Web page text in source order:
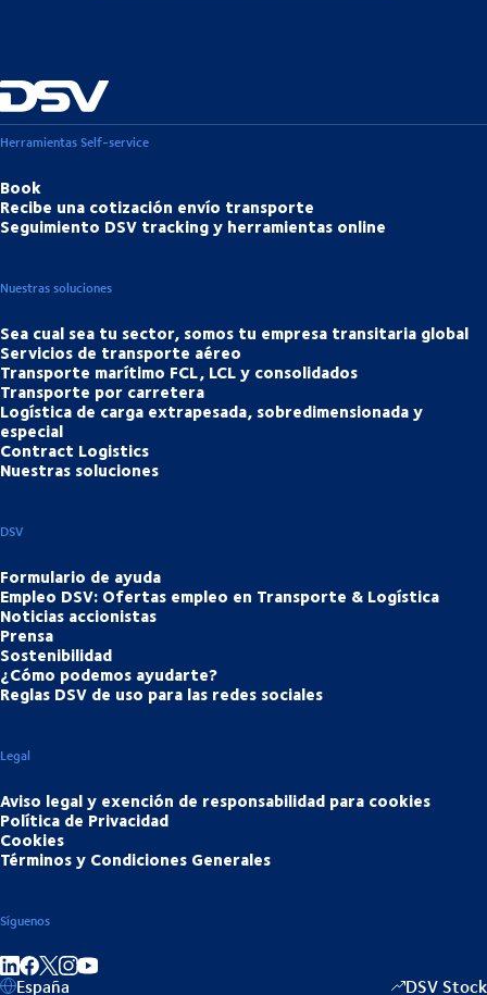
Herramientas Self-service
Book
Recibe una cotización envío transporte
Seguimiento DSV tracking y herramientas online
Nuestras soluciones
Sea cual sea tu sector, somos tu empresa transitaria global
Servicios de transporte aéreo
Transporte marítimo FCL, LCL y consolidados
Transporte por carretera
Logística de carga extrapesada, sobredimensionada y
especial
Contract Logistics
Nuestras soluciones
DSV
Formulario de ayuda
Empleo DSV: Ofertas empleo en Transporte & Logística
Noticias accionistas
Prensa
Sostenibilidad
¿Cómo podemos ayudarte?
Reglas DSV de uso para las redes sociales
Legal
Aviso legal y exención de responsabilidad para cookies
Política de Privacidad
Cookies
Términos y Condiciones Generales
Síguenos
Compartir en linkedIn
Compartir en Facebook
Compartir en Instagram
España DSV Stock